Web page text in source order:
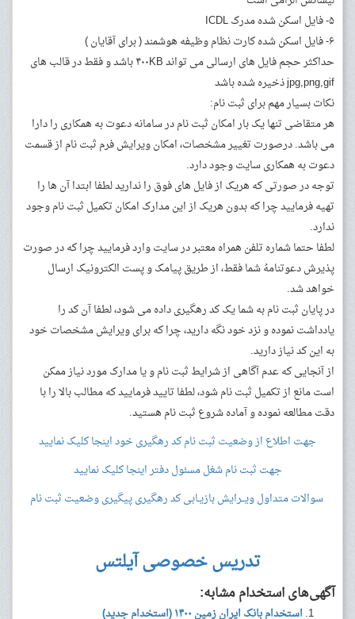
۵- فایل اسکن شده مدرک ICDL
۶- فایل اسکن شده کارت نظام وظیفه هوشمند ( برای آقایان )
حداکثر حجم فایل های ارسالی می تواند ۴۰۰KB باشد و فقط در قالب های
jpg,png,gif ذخیره شده باشد
نکات بسیار مهم برای ثبت نام:
هر متقاضی تنها یک بار امکان ثبت نام در سامانه دعوت به همکاری را دارا
می باشد. درصورت تغییر مشخصات، امکان ویرایش فرم ثبت نام از قسمت
دعوت به همکاری سایت وجود دارد.
توجه در صورتی که هریک از فایل های فوق را ندارید لطفا ابتدا آن ها را
تهیه فرمایید چرا که بدون هریک از این مدارک امکان تکمیل ثبت نام وجود
ندارد.
لطفا حتما شماره تلفن همراه معتبر در سایت وارد فرمایید چرا که در صورت
پذیرش دعوتنامهُ شما فقط، از طریق پیامک و پست الکترونیک ارسال
خواهد شد.
در پایان ثبت نام به شما یک کد رهگیری داده می شود، لطفا آن کد را
یادداشت نموده و نزد خود نگه دارید، چرا که برای ویرایش مشخصات خود
به این کد نیاز دارید.
از آنجایی که عدم آگاهی از شرایط ثبت نام و یا مدارک مورد نیاز ممکن
است مانع از تکمیل ثبت نام شود، لطفا تایید فرمایید که مطالب بالا را با
دقت مطالعه نموده و آماده شروع ثبت نام هستید.
جهت اطلاع از وضعیت ثبت نام کد رهگیری خود اینجا کلیک نمایید
جهت ثبت نام شغل مسئول دفتر اینجا کلیک نمایید
سوالات متداولویــرایشبازیـابی کد رهگیریپیگیری وضعیت ثبت نام
تدریس خصوصی آیلتس
آگهی‌های استخدام مشابه:
استخدام بانک ایران زمین ۱۴۰۰ (استخدام جدید)